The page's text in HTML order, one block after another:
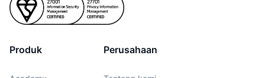
Produk Perusahaan